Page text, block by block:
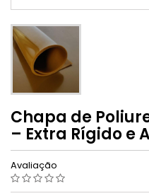
Chapa de
– Extra Rígido e
Avaliação